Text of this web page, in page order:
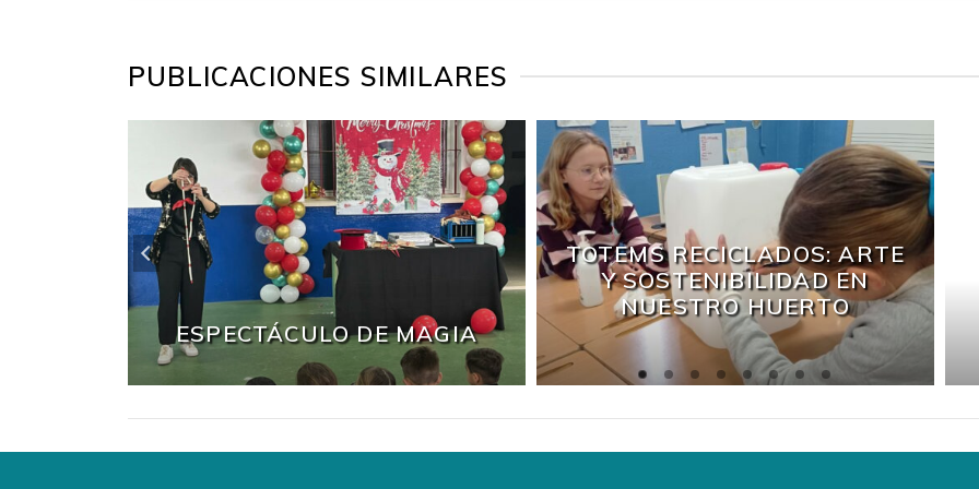
PUBLICACIONES SIMILARES
ESPECTÁCULO DE MAGIA
TOTEMS RECICLADOS: ARTE
Y SOSTENIBILIDAD EN
NUESTRO HUERTO